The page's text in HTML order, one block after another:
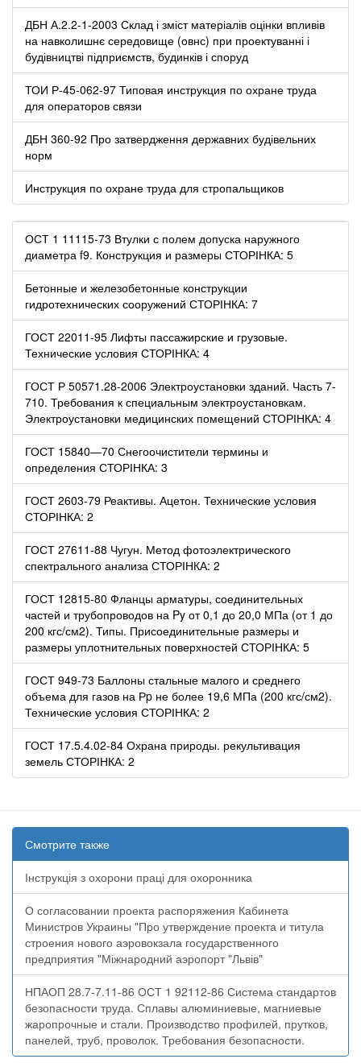
ДБН А.2.2-1-2003 Склад і зміст матеріалів оцінки впливів
на навколишнє середовище (овнс) при проектуванні і
будівництві підприємств, будинків і споруд
ТОИ Р-45-062-97 Типовая инструкция по охране труда
для операторов связи
ДБН 360-92 Про затвердження державних будівельних
норм
Инструкция по охране труда для стропальщиков
ОСТ 1 11115-73 Втулки с полем допуска наружного
диаметра f9. Конструкция и размеры СТОРІНКА: 5
Бетонные и железобетонные конструкции
гидротехнических сооружений СТОРІНКА: 7
ГОСТ 22011-95 Лифты пассажирские и грузовые.
Технические условия СТОРІНКА: 4
ГОСТ Р 50571.28-2006 Электроустановки зданий. Часть 7-
710. Требования к специальным электроустановкам.
Электроустановки медицинских помещений СТОРІНКА: 4
ГОСТ 15840—70 Снегоочистители термины и
определения СТОРІНКА: 3
ГОСТ 2603-79 Реактивы. Ацетон. Технические условия
СТОРІНКА: 2
ГОСТ 27611-88 Чугун. Метод фотоэлектрического
спектрального анализа СТОРІНКА: 2
ГОСТ 12815-80 Фланцы арматуры, соединительных
частей и трубопроводов на Py от 0,1 до 20,0 МПа (от 1 до
200 кгс/см2). Типы. Присоединительные размеры и
размеры уплотнительных поверхностей СТОРІНКА: 5
ГОСТ 949-73 Баллоны стальные малого и среднего
объема для газов на Рp не более 19,6 МПа (200 кгс/см2).
Технические условия СТОРІНКА: 2
ГОСТ 17.5.4.02-84 Охрана природы. рекультивация
земель СТОРІНКА: 2
Смотрите также
Інструкція з охорони праці для охоронника
О согласовании проекта распоряжения Кабинета
Министров Украины "Про утверждение проекта и титула
строения нового аэровокзала государственного
предприятия "Міжнародний аэропорт "Львів"
НПАОП 28.7-7.11-86 ОСТ 1 92112-86 Система стандартов
безопасности труда. Сплавы алюминиевые, магниевые
жаропрочные и стали. Производство профилей, прутков,
панелей, труб, проволок. Требования безопасности.